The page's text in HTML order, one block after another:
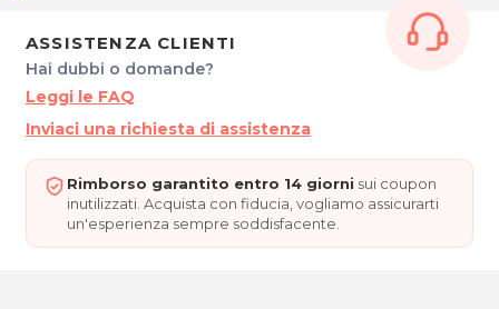
Su appuntamento
* Prezzi di listino verificati in data 08/10/2019
LIGHT QUEEN
Via Aquileia, 11/2 (Galleria Ariston)
33100 Udine
P.IVA 02695800306
Tel. 04321674419
Per ulteriori informazioni sull'offerta o sulle
ASSISTENZA CLIENTI
Hai dubbi o domande?
Leggi le FAQ
Inviaci una richiesta di assistenza
Rimborso garantito entro 14 giorni sui coupon
inutilizzati. Acquista con fiducia, vogliamo assicurarti
un'esperienza sempre soddisfacente.